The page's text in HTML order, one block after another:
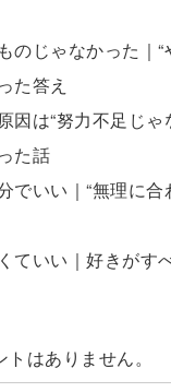
のじゃなかった｜“
た答え
因は“努力不足じゃ
た話
でいい｜“無理に合
ていい｜好きがす
はありません。